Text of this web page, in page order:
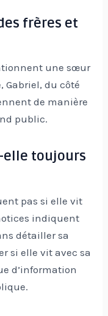
frères et
une sœur
Gabriel, du côté
de manière
public.
elle toujours
pas si elle vit
indiquent
détailler sa
si elle vit avec sa
d’information